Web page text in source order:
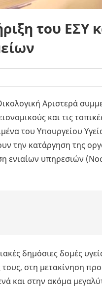
του ΕΣΥ
Αριστερά
και τις
του Υπουργείου
την κατάργηση της
ενιαίων υπηρεσιών
δημόσιες δομές
στη μετακίνηση
και στην ακόμα